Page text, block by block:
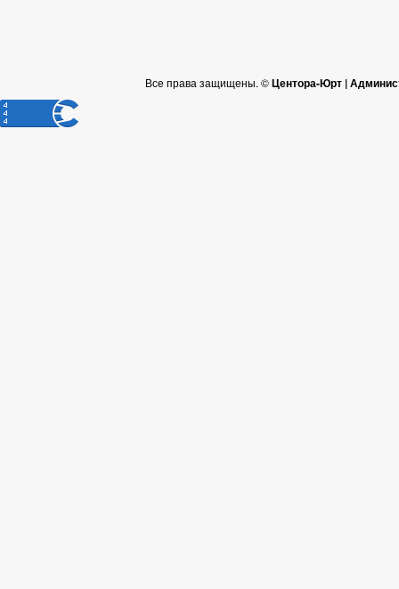
Все права защищены. ©Центора-Юрт |